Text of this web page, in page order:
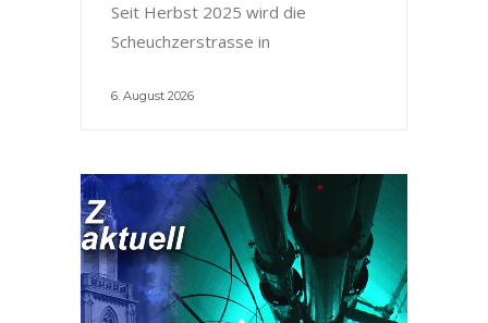
Seit Herbst 2025 wird die
Scheuchzerstrasse in
6. August 2026